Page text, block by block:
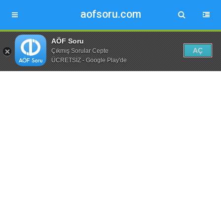
aofsoru.com
AÖF Soru
Çıkmış Sorular Cepte
ÜCRETSİZ - Google Play'de
AÇ